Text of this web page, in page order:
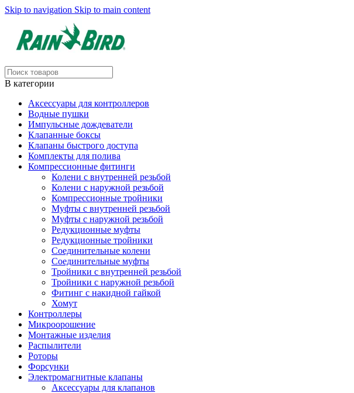
Skip to navigation Skip to main content
В категории
Аксессуары для контроллеров
Водные пушки
Импульсные дождеватели
Клапанные боксы
Клапаны быстрого доступа
Комплекты для полива
Компрессионные фитинги
Колени с внутренней резьбой
Колени с наружной резьбой
Компрессионные тройники
Муфты с внутренней резьбой
Муфты с наружной резьбой
Редукционные муфты
Редукционные тройники
Соединительные колени
Соединительные муфты
Тройники с внутренней резьбой
Тройники с наружной резьбой
Фитинг с накидной гайкой
Хомут
Контроллеры
Микроорошение
Монтажные изделия
Распылители
Роторы
Форсунки
Электромагнитные клапаны
Аксессуары для клапанов